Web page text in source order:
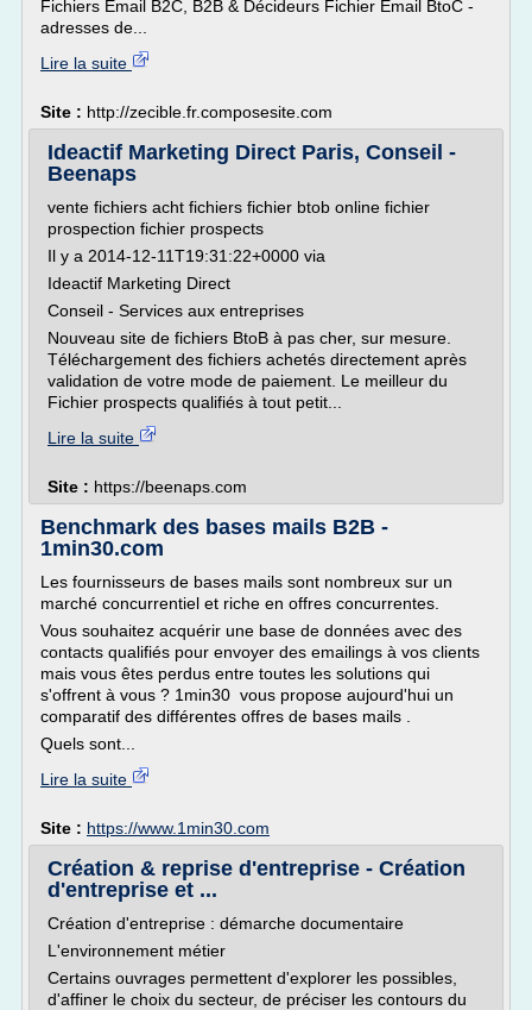
Fichiers Email B2C, B2B & Décideurs Fichier Email BtoC -
adresses de...
Lire la suite
Site : http://zecible.fr.composesite.com
Ideactif Marketing Direct Paris, Conseil -
Beenaps
vente fichiers acht fichiers fichier btob online fichier
prospection fichier prospects
Il y a 2014-12-11T19:31:22+0000 via
Ideactif Marketing Direct
Conseil - Services aux entreprises
Nouveau site de fichiers BtoB à pas cher, sur mesure.
Téléchargement des fichiers achetés directement après
validation de votre mode de paiement. Le meilleur du
Fichier prospects qualifiés à tout petit...
Lire la suite
Site : https://beenaps.com
Benchmark des bases mails B2B -
1min30.com
Les fournisseurs de bases mails sont nombreux sur un
marché concurrentiel et riche en offres concurrentes.
Vous souhaitez acquérir une base de données avec des
contacts qualifiés pour envoyer des emailings à vos clients
mais vous êtes perdus entre toutes les solutions qui
s'offrent à vous ? 1min30 vous propose aujourd'hui un
comparatif des différentes offres de bases mails .
Quels sont...
Lire la suite
Site : https://www.1min30.com
Création & reprise d'entreprise - Création
d'entreprise et ...
Création d'entreprise : démarche documentaire
L'environnement métier
Certains ouvrages permettent d'explorer les possibles,
d'affiner le choix du secteur, de préciser les contours du